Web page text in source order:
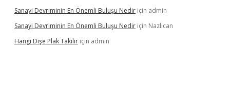
Sanayi Devriminin En Önemli Buluşu Nedir için admin
Sanayi Devriminin En Önemli Buluşu Nedir için Nazlıcan
Hangi Dişe Plak Takılır için admin